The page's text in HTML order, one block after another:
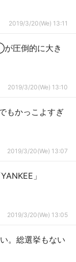
2019/3/20(We) 13:11
圧倒的に大き
2019/3/20(We) 13:10
もかっこよすぎ
2019/3/20(We) 13:07
」
2019/3/20(We) 13:05
。総選挙もない